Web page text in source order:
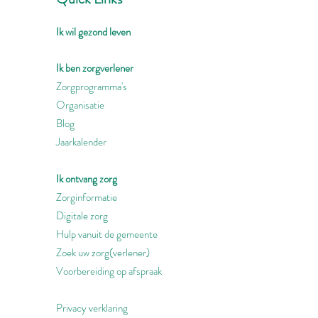
Ik wil gezond leven
Ik ben zorgverlener
Zorgprogramma's
Organisatie
Blog
Jaarkalender
Ik ontvang zorg
Zorginformatie
Digitale zorg
Hulp vanuit de gemeente
Zoek uw zorg(verlener)
Voorbereiding op afspraak
Privacy verklaring